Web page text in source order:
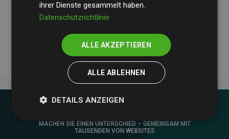
geschätzten CO₂-Emissionender teilnehmenden
Websites kompensieren – ein klarer Nachweis für die
messbare Klimawirkung unseres Ansatzes.
MACHEN SIE EINEN UNTERSCHIED – GEMEINSAM MIT
TAUSENDEN VON WEBSITES
ihrer Dienste gesammelt haben.
Datenschutzrichtlinie
ALLE AKZEPTIEREN
ALLE ABLEHNEN
DETAILS ANZEIGEN